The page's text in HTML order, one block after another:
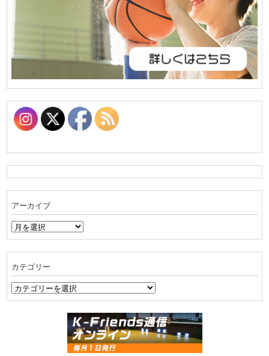
アーカイブ
ア
ー
ブ
カテゴリー
カ
テ